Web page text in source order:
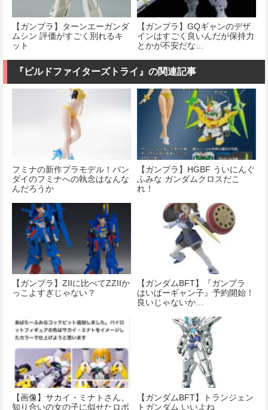
【ガンプラ】ターンエーガンダ
ムシン 評価がすごく別れるキ
ット
【ガンプラ】GQギャンのデザ
インはすごく良いんだが保持力
とかが不安だな…
『ビルドファイターズトライ』の関連記事
フミナの新作プラモデル！バン
ダイのフミナへの執念はなんな
んだろうか
【ガンプラ】HGBF ういにんぐ
ふみな ガンダムクロスだこ
れ！
【ガンプラ】ZIIに比べてZZIIか
っこよすぎじゃない？
【ガンダムBFT】『ガンプラ
はいぱーギャン子』予約開始！
良いじゃないか…
【画像】サカイ・ミナトさん、
知り合いの女の子に似せたロボ
【ガンダムBFT】トランジェン
トガンダム いいよね